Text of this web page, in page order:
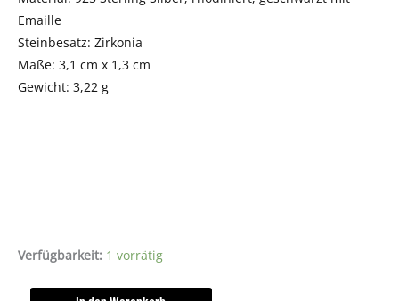
Emaille
Steinbesatz: Zirkonia
Maße: 3,1 cm x 1,3 cm
Gewicht: 3,22 g
Verfügbarkeit: 1 vorrätig